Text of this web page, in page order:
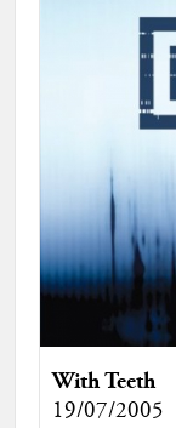
With Teeth
19/07/2005